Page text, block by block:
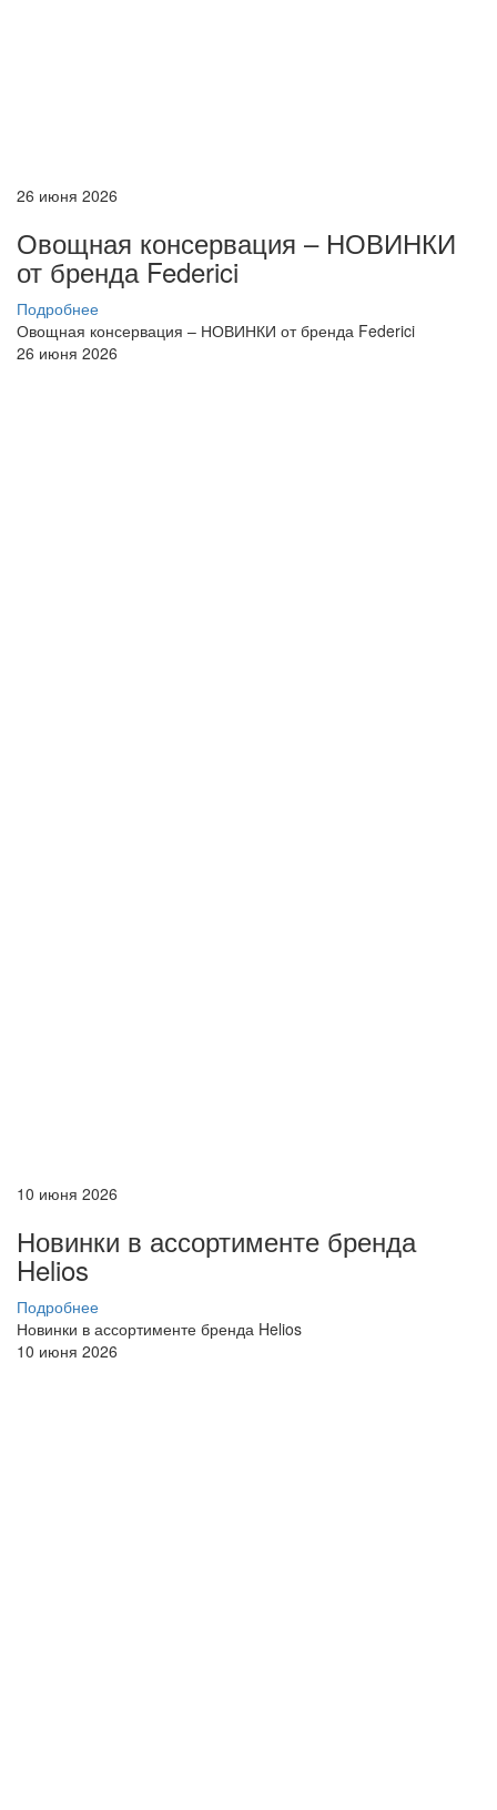
26 июня 2026
Овощная консервация – НОВИНКИ
от бренда Federici
Подробнее
Овощная консервация – НОВИНКИ от бренда Federici
26 июня 2026
10 июня 2026
Новинки в ассортименте бренда
Helios
Подробнее
Новинки в ассортименте бренда Helios
10 июня 2026